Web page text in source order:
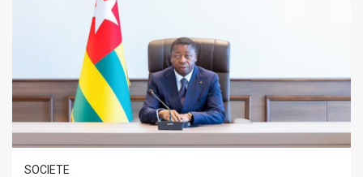
SOCIETE